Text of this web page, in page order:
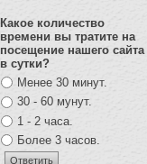
Какое количество
времени вы тратите на
посещение нашего сайта
в сутки?
Менее 30 минут.
30 - 60 мунут.
1 - 2 часа.
Более 3 часов.